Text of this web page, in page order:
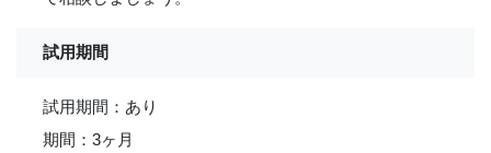
試用期間
試用期間：あり
期間：3ヶ月